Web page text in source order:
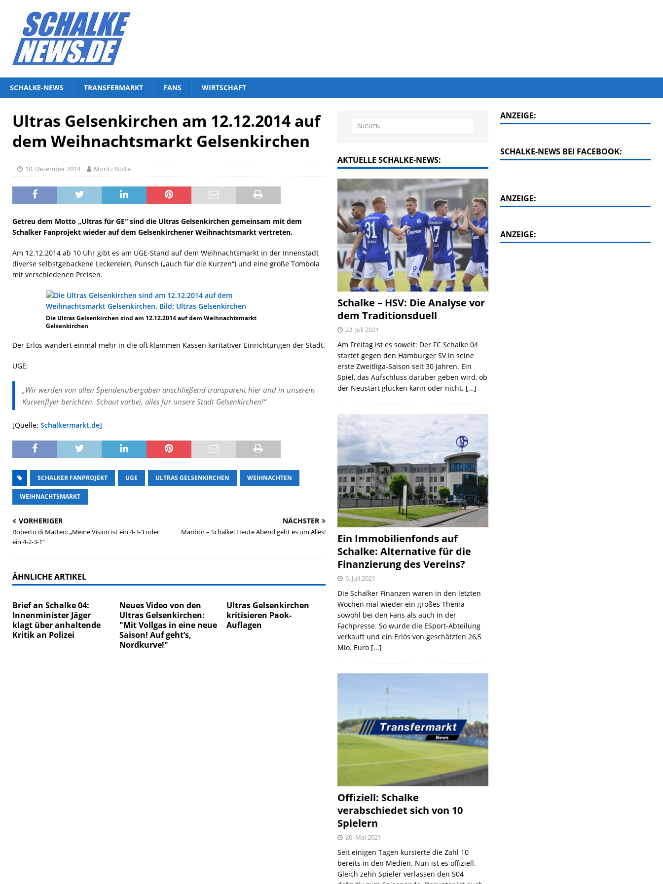
SCHALKE-NEWS TRANSFERMARKT FANS WIRTSCHAFT
Ultras Gelsenkirchen am 12.12.2014 auf
dem Weihnachtsmarkt Gelsenkirchen
10. Dezember 2014 Moritz Nolte
Getreu dem Motto „Ultras für GE“ sind die Ultras Gelsenkirchen gemeinsam mit dem
Schalker Fanprojekt wieder auf dem Gelsenkirchener Weihnachtsmarkt vertreten.
Am 12.12.2014 ab 10 Uhr gibt es am UGE-Stand auf dem Weihnachtsmarkt in der Innenstadt
diverse selbstgebackene Leckereien, Punsch („auch für die Kurzen“) und eine große Tombola
mit verschiedenen Preisen.
Die Ultras Gelsenkirchen sind am 12.12.2014 auf dem Weihnachtsmarkt
Gelsenkirchen
Der Erlös wandert einmal mehr in die oft klammen Kassen karitativer Einrichtungen der Stadt.
UGE:
„Wir werden von allen Spendenübergaben anschließend transparent hier und in unserem
Kurvenflyer berichten. Schaut vorbei, alles für unsere Stadt Gelsenkirchen!“
[Quelle: Schalkermarkt.de]
SCHALKER FANPROJEKT UGE ULTRAS GELSENKIRCHEN WEIHNACHTEN
WEIHNACHTSMARKT
VORHERIGER
Roberto di Matteo: „Meine Vision ist ein 4-3-3 oder
ein 4-2-3-1“
NÄCHSTER
Maribor – Schalke: Heute Abend geht es um Alles!
ÄHNLICHE ARTIKEL
Brief an Schalke 04:
Innenminister Jäger
klagt über anhaltende
Kritik an Polizei
Neues Video von den
Ultras Gelsenkirchen:
"Mit Vollgas in eine neue
Saison! Auf geht’s,
Nordkurve!"
Ultras Gelsenkirchen
kritisieren Paok-
Auflagen
AKTUELLE SCHALKE-NEWS:
Schalke – HSV: Die Analyse vor
dem Traditionsduell
22. Juli 2021
Am Freitag ist es soweit: Der FC Schalke 04
startet gegen den Hamburger SV in seine
erste Zweitliga-Saison seit 30 Jahren. Ein
Spiel, das Aufschluss darüber geben wird, ob
der Neustart glücken kann oder nicht. [...]
Ein Immobilienfonds auf
Schalke: Alternative für die
Finanzierung des Vereins?
6. Juli 2021
Die Schalker Finanzen waren in den letzten
Wochen mal wieder ein großes Thema
sowohl bei den Fans als auch in der
Fachpresse. So wurde die ESport-Abteilung
verkauft und ein Erlös von geschätzten 26,5
Mio. Euro [...]
Offiziell: Schalke
verabschiedet sich von 10
Spielern
20. Mai 2021
Seit einigen Tagen kursierte die Zahl 10
bereits in den Medien. Nun ist es offiziell.
Gleich zehn Spieler verlassen den S04
ANZEIGE:
SCHALKE-NEWS BEI FACEBOOK:
ANZEIGE:
ANZEIGE: